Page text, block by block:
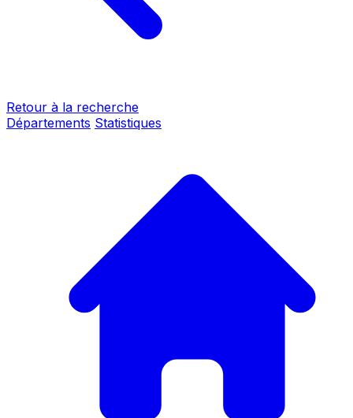
Retour à la recherche
Départements Statistiques